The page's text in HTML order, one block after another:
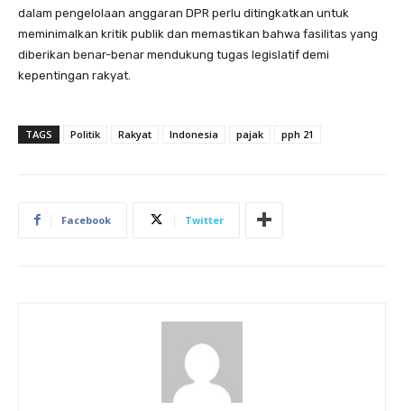
dalam pengelolaan anggaran DPR perlu ditingkatkan untuk
meminimalkan kritik publik dan memastikan bahwa fasilitas yang
diberikan benar-benar mendukung tugas legislatif demi
kepentingan rakyat.
TAGS Politik Rakyat Indonesia pajak pph 21
Facebook Twitter